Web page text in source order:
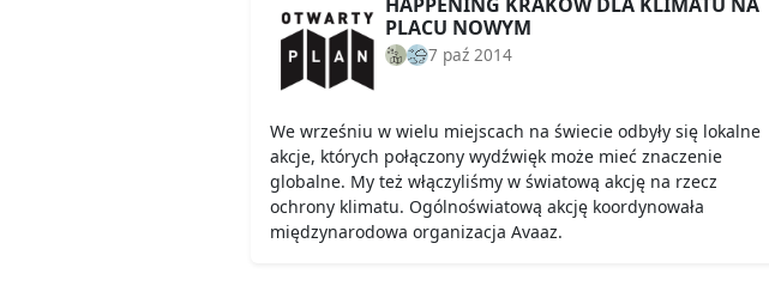
PLACU NOWYM
7 paź 2014
We wrześniu w wielu miejscach na świecie odbyły się lokalne
akcje, których połączony wydźwięk może mieć znaczenie
globalne. My też włączyliśmy w światową akcję na rzecz
ochrony klimatu. Ogólnoświatową akcję koordynowała
międzynarodowa organizacja Avaaz.